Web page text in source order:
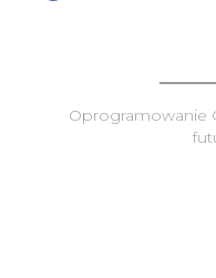
Oprogramowanie